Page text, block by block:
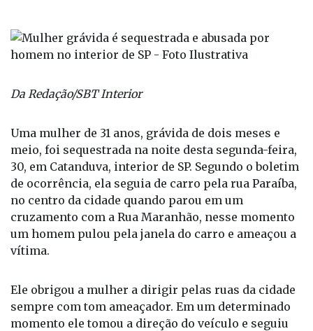
Da Redação/SBT Interior
Uma mulher de 31 anos, grávida de dois meses e
meio, foi sequestrada na noite desta segunda-feira,
30, em Catanduva, interior de SP. Segundo o boletim
de ocorrência, ela seguia de carro pela rua Paraíba,
no centro da cidade quando parou em um
cruzamento com a Rua Maranhão, nesse momento
um homem pulou pela janela do carro e ameaçou a
vítima.
Ele obrigou a mulher a dirigir pelas ruas da cidade
sempre com tom ameaçador. Em um determinado
momento ele tomou a direção do veículo e seguiu